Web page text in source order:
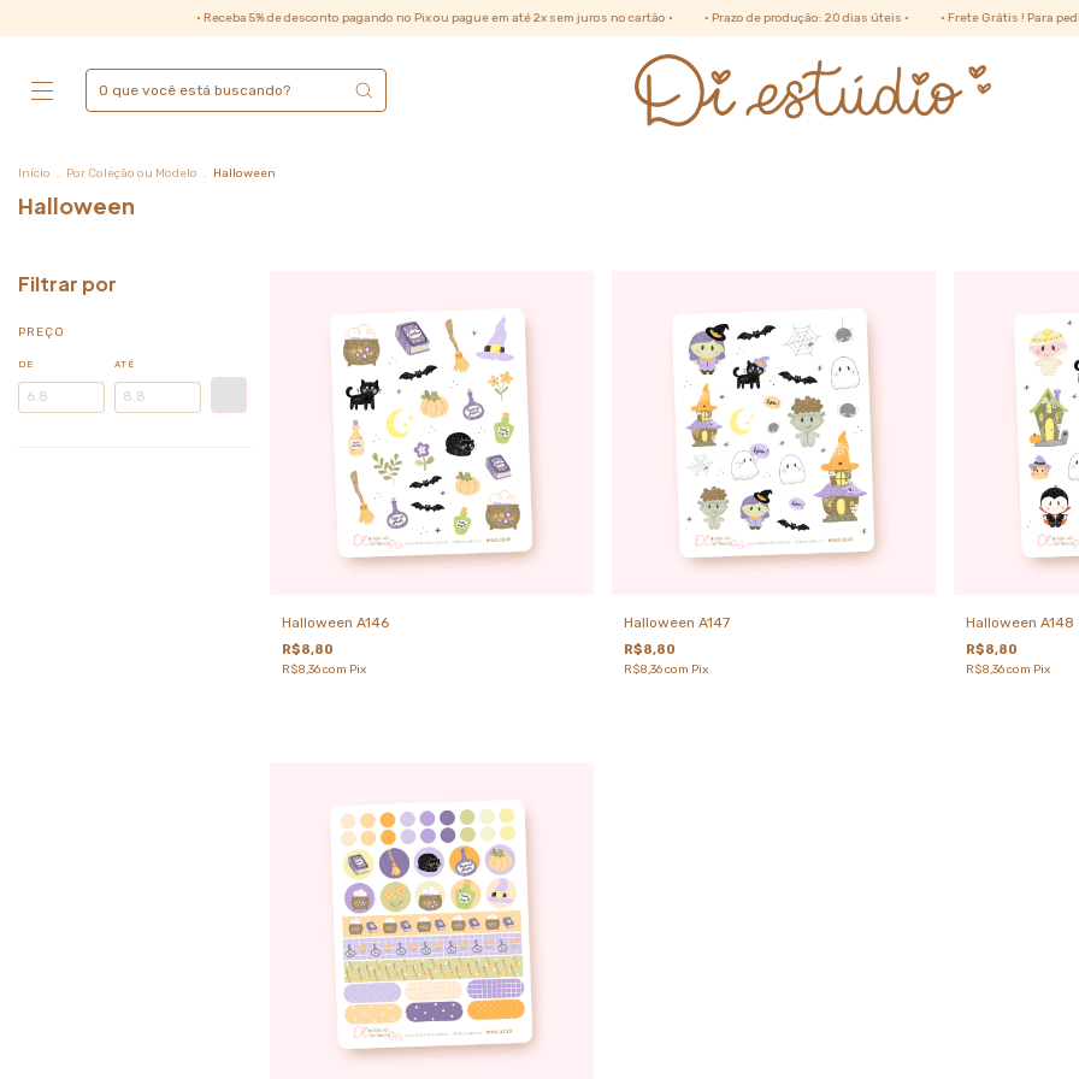
• Receba 5% de desconto pagando no Pix ou pague em até 2x sem juros no cartão • • Prazo de produção: 20 dias úteis • • Frete Grátis ! Para pedidos acima de
Início . Por Coleção ou Modelo . Halloween
Halloween
Filtrar por
PREÇO
DE ATÉ
Halloween A146
R$8,80
R$8,36com Pix
Halloween A147
R$8,80
R$8,36com Pix
Halloween A148
R$8,80
R$8,36com Pix